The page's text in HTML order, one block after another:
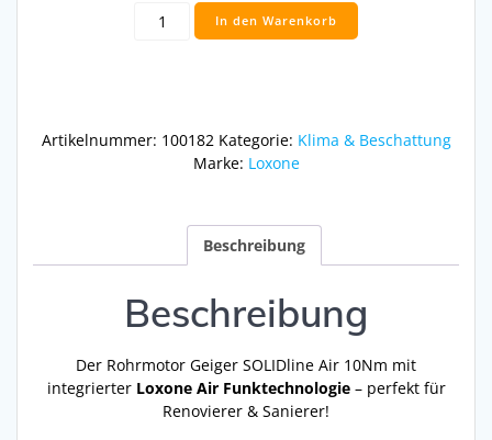
Geiger
SOLIDline
In den Warenkorb
Artikelnummer: 100182 Kategorie: Klima & Beschattung
Marke: Loxone
Beschreibung
Beschreibung
Der Rohrmotor Geiger SOLIDline Air 10Nm mit
integrierter Loxone Air Funktechnologie– perfekt für
Renovierer & Sanierer!